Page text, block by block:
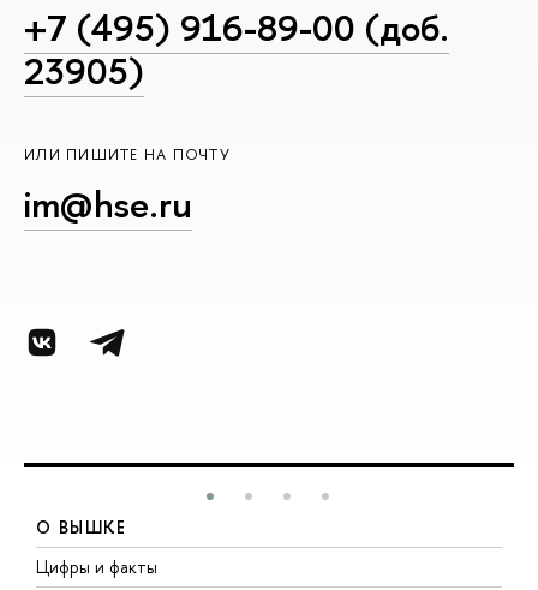
+7 (495) 916-89-00 (доб.
23905)
ИЛИ ПИШИТЕ НА ПОЧТУ
im@hse.ru
О ВЫШКЕ
Цифры и факты